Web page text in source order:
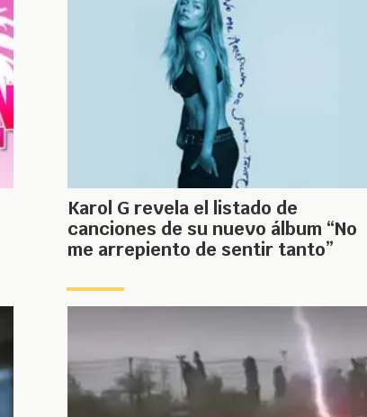
Karol G revela el listado de
canciones de su nuevo álbum “No
me arrepiento de sentir tanto”